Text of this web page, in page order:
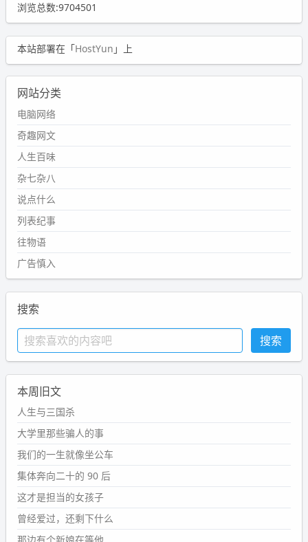
浏览总数:9704501
本站部署在「HostYun 」上
网站分类
电脑网络
奇趣网文
人生百味
杂七杂八
说点什么
列表纪事
往物语
广告慎入
搜索
本周旧文
人生与三国杀
大学里那些骗人的事
我们的一生就像坐公车
集体奔向二十的 90 后
这才是担当的女孩子
曾经爱过，还剩下什么